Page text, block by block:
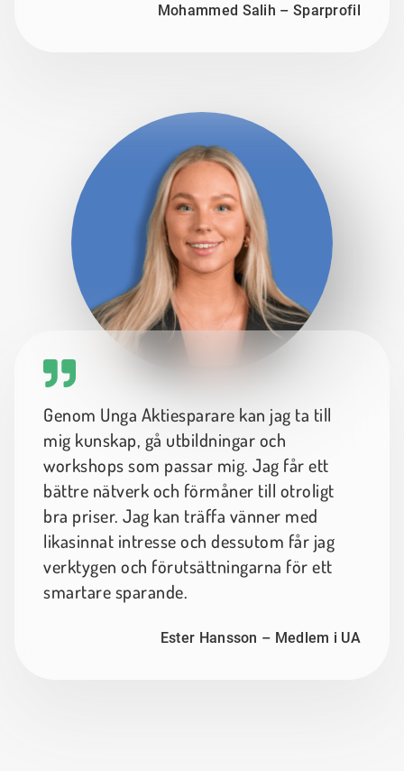
Mohammed Salih – Sparprofil
Genom Unga Aktiesparare kan jag ta till
mig kunskap, gå utbildningar och
workshops som passar mig. Jag får ett
bättre nätverk och förmåner till otroligt
bra priser. Jag kan träffa vänner med
likasinnat intresse och dessutom får jag
verktygen och förutsättningarna för ett
smartare sparande.
Ester Hansson – Medlem i UA